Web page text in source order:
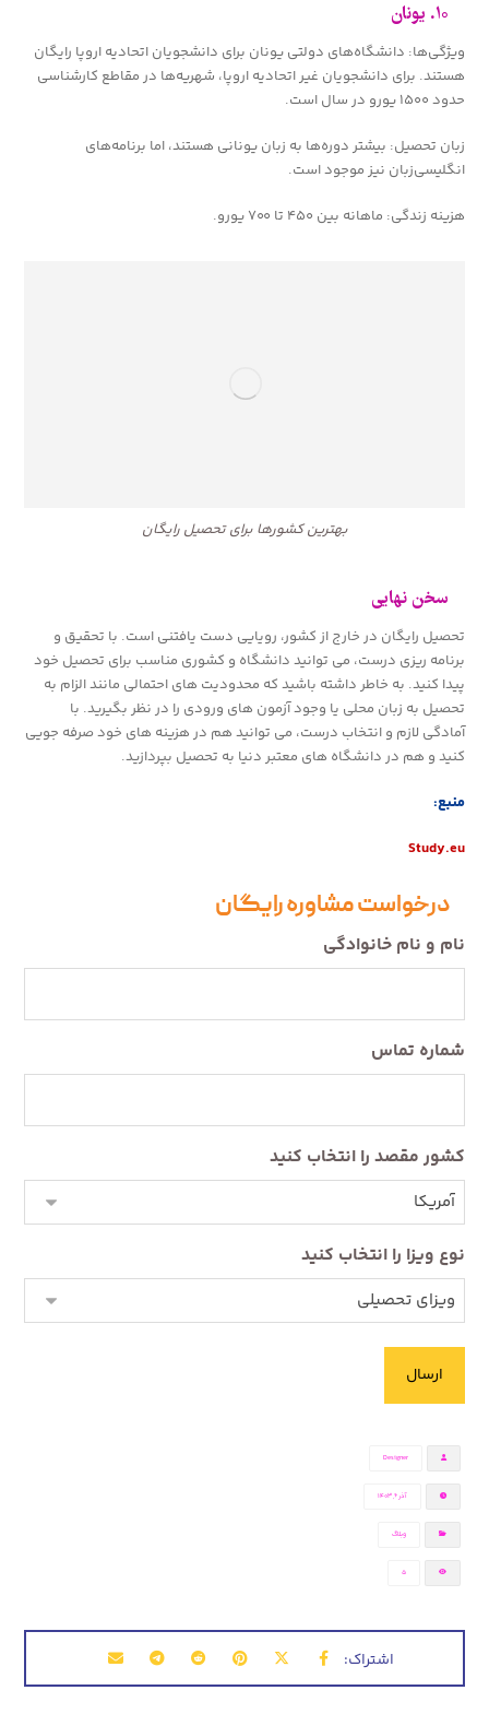
۱۰. یونان
ویژگی‌ها: دانشگاه‌های دولتی یونان برای دانشجویان اتحادیه اروپا رایگان
هستند. برای دانشجویان غیر اتحادیه اروپا، شهریه‌ها در مقاطع کارشناسی
حدود ۱۵۰۰ یورو در سال است.
زبان تحصیل: بیشتر دوره‌ها به زبان یونانی هستند، اما برنامه‌های
انگلیسی‌زبان نیز موجود است.
هزینه زندگی: ماهانه بین ۴۵۰ تا ۷۰۰ یورو.
بهترین کشورها برای تحصیل رایگان
سخن نهایی
تحصیل رایگان در خارج از کشور، رویایی دست یافتنی است. با تحقیق و
برنامه ریزی درست، می توانید دانشگاه و کشوری مناسب برای تحصیل خود
پیدا کنید. به خاطر داشته باشید که محدودیت های احتمالی مانند الزام به
تحصیل به زبان محلی یا وجود آزمون های ورودی را در نظر بگیرید. با
آمادگی لازم و انتخاب درست، می توانید هم در هزینه های خود صرفه جویی
کنید و هم در دانشگاه های معتبر دنیا به تحصیل بپردازید.
منبع:
Study.eu
درخواست مشاوره رایگان
نام و نام خانوادگی
شماره تماس
کشور مقصد را انتخاب کنید
نوع ویزا را انتخاب کنید
Designer
آذر ۶, ۱۴۰۳
وبلاگ
5